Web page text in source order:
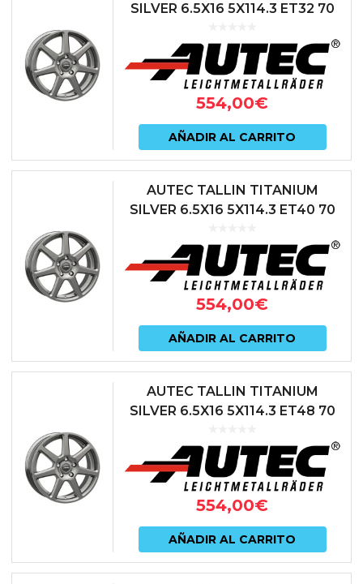
SILVER 6.5X16 5X114.3 ET32 70
554,00€
AÑADIR AL CARRITO
AUTEC TALLIN TITANIUM
SILVER 6.5X16 5X114.3 ET40 70
554,00€
AÑADIR AL CARRITO
AUTEC TALLIN TITANIUM
SILVER 6.5X16 5X114.3 ET48 70
554,00€
AÑADIR AL CARRITO